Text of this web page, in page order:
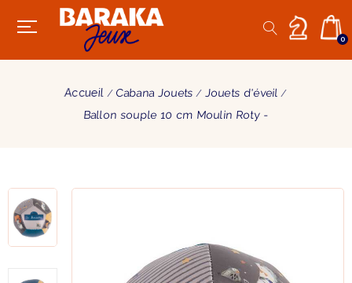
0
Accueil Cabana Jouets
Jouets d'éveil
Ballon souple 10 cm Moulin Roty -